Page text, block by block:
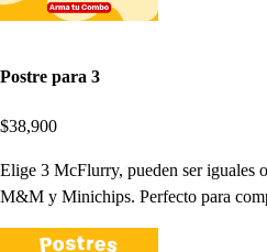
Postre para 3
$38,900
Elige 3 McFlurry, pueden ser iguales
M&M y Minichips. Perfecto para